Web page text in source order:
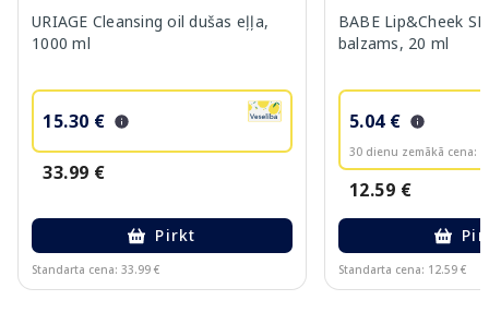
URIAGE Cleansing oil dušas eļļa,
1000 ml
15.30 €
33.99 €
Pirkt
Standarta cena: 33.99 €
BABE Lip&Cheek
balzams, 20 ml
5.04 €
30 dienu zemākā cena:
12.59 €
Standarta cena: 12.59 €